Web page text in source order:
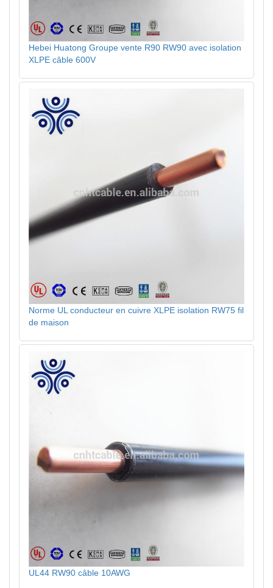
Hebei Huatong Groupe vente R90 RW90 avec isolation
XLPE câble 600V
Norme UL conducteur en cuivre XLPE isolation RW75 fil
de maison
UL44 RW90 câble 10AWG